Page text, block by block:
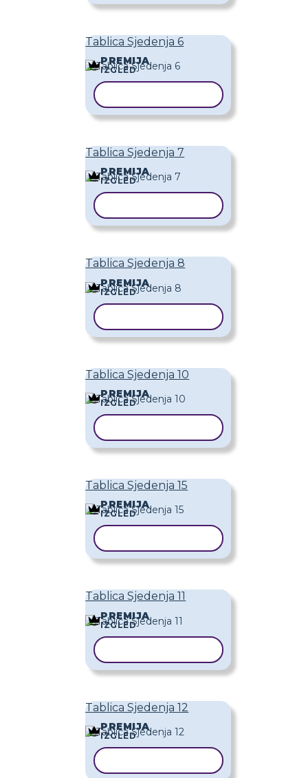
Tablica Sjedenja 6
PREMIJA
IZGLED
Tablica Sjedenja 7
PREMIJA
IZGLED
Tablica Sjedenja 8
PREMIJA
IZGLED
Tablica Sjedenja 10
PREMIJA
IZGLED
Tablica Sjedenja 15
PREMIJA
IZGLED
Tablica Sjedenja 11
PREMIJA
IZGLED
Tablica Sjedenja 12
PREMIJA
IZGLED